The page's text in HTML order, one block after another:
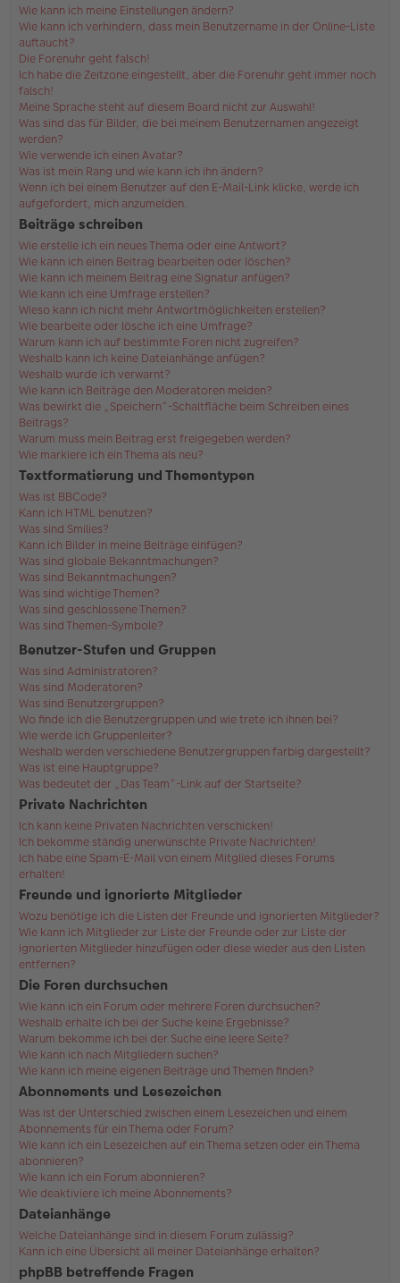
Wie kann ich meine Einstellungen ändern?
Wie kann ich verhindern, dass mein Benutzername in der Online-Liste
auftaucht?
Die Forenuhr geht falsch!
Ich habe die Zeitzone eingestellt, aber die Forenuhr geht immer noch
falsch!
Meine Sprache steht auf diesem Board nicht zur Auswahl!
Was sind das für Bilder, die bei meinem Benutzernamen angezeigt
werden?
Wie verwende ich einen Avatar?
Was ist mein Rang und wie kann ich ihn ändern?
Wenn ich bei einem Benutzer auf den E-Mail-Link klicke, werde ich
aufgefordert, mich anzumelden.
Beiträge schreiben
Wie erstelle ich ein neues Thema oder eine Antwort?
Wie kann ich einen Beitrag bearbeiten oder löschen?
Wie kann ich meinem Beitrag eine Signatur anfügen?
Wie kann ich eine Umfrage erstellen?
Wieso kann ich nicht mehr Antwortmöglichkeiten erstellen?
Wie bearbeite oder lösche ich eine Umfrage?
Warum kann ich auf bestimmte Foren nicht zugreifen?
Weshalb kann ich keine Dateianhänge anfügen?
Weshalb wurde ich verwarnt?
Wie kann ich Beiträge den Moderatoren melden?
Was bewirkt die „Speichern“-Schaltfläche beim Schreiben eines
Beitrags?
Warum muss mein Beitrag erst freigegeben werden?
Wie markiere ich ein Thema als neu?
Textformatierung und Thementypen
Was ist BBCode?
Kann ich HTML benutzen?
Was sind Smilies?
Kann ich Bilder in meine Beiträge einfügen?
Was sind globale Bekanntmachungen?
Was sind Bekanntmachungen?
Was sind wichtige Themen?
Was sind geschlossene Themen?
Was sind Themen-Symbole?
Benutzer-Stufen und Gruppen
Was sind Administratoren?
Was sind Moderatoren?
Was sind Benutzergruppen?
Wo finde ich die Benutzergruppen und wie trete ich ihnen bei?
Wie werde ich Gruppenleiter?
Weshalb werden verschiedene Benutzergruppen farbig dargestellt?
Was ist eine Hauptgruppe?
Was bedeutet der „Das Team“-Link auf der Startseite?
Private Nachrichten
Ich kann keine Privaten Nachrichten verschicken!
Ich bekomme ständig unerwünschte Private Nachrichten!
Ich habe eine Spam-E-Mail von einem Mitglied dieses Forums
erhalten!
Freunde und ignorierte Mitglieder
Wozu benötige ich die Listen der Freunde und ignorierten Mitglieder?
Wie kann ich Mitglieder zur Liste der Freunde oder zur Liste der
ignorierten Mitglieder hinzufügen oder diese wieder aus den Listen
entfernen?
Die Foren durchsuchen
Wie kann ich ein Forum oder mehrere Foren durchsuchen?
Weshalb erhalte ich bei der Suche keine Ergebnisse?
Warum bekomme ich bei der Suche eine leere Seite?
Wie kann ich nach Mitgliedern suchen?
Wie kann ich meine eigenen Beiträge und Themen finden?
Abonnements und Lesezeichen
Was ist der Unterschied zwischen einem Lesezeichen und einem
Abonnements für ein Thema oder Forum?
Wie kann ich ein Lesezeichen auf ein Thema setzen oder ein Thema
abonnieren?
Wie kann ich ein Forum abonnieren?
Wie deaktiviere ich meine Abonnements?
Dateianhänge
Welche Dateianhänge sind in diesem Forum zulässig?
Kann ich eine Übersicht all meiner Dateianhänge erhalten?
phpBB betreffende Fragen